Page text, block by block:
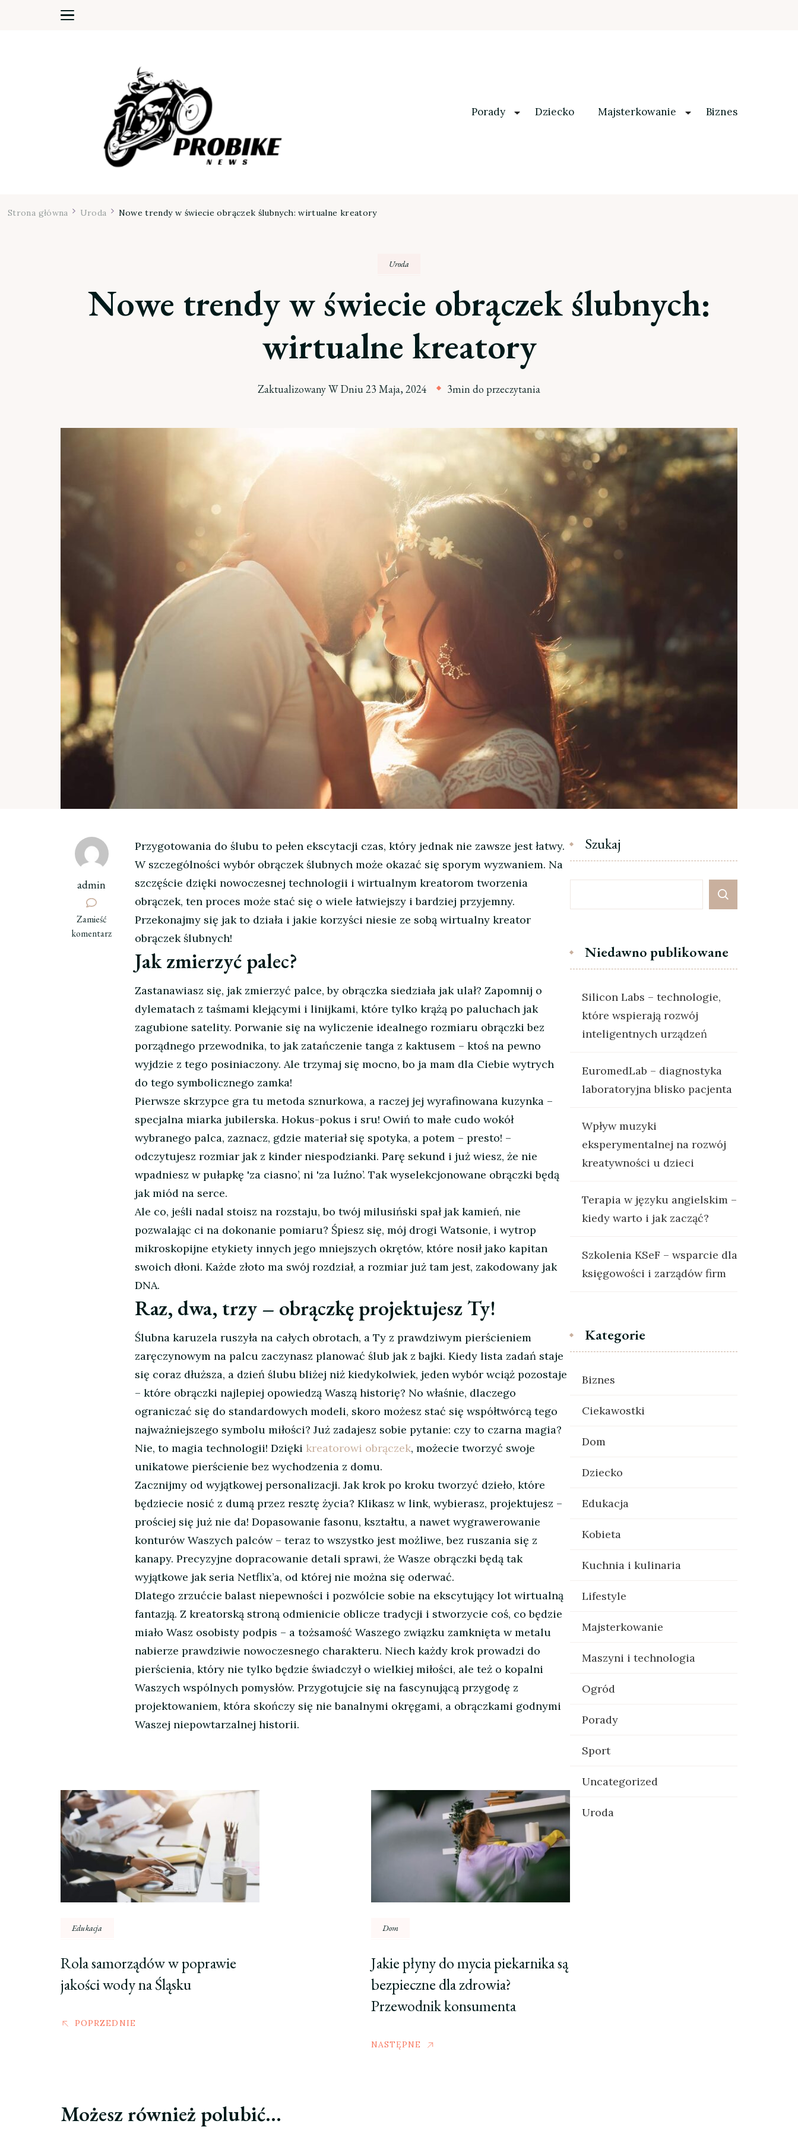
Porady Dziecko Majsterkowanie Biznes
Strona główna Uroda Nowe trendy w świecie obrączek ślubnych: wirtualne kreatory
Uroda
Nowe trendy w świecie obrączek ślubnych:
wirtualne kreatory
Zaktualizowany W Dniu23 Maja, 2024 3min do przeczytania
admin
Zamieść
komentarz
we
wpisie
Przygotowania do ślubu to pełen ekscytacji czas, który jednak nie zawsze jest łatwy.
W szczególności wybór obrączek ślubnych może okazać się sporym wyzwaniem. Na
szczęście dzięki nowoczesnej technologii i wirtualnym kreatorom tworzenia
obrączek, ten proces może stać się o wiele łatwiejszy i bardziej przyjemny.
Przekonajmy się jak to działa i jakie korzyści niesie ze sobą wirtualny kreator
obrączek ślubnych!
Jak zmierzyć palec?
Zastanawiasz się, jak zmierzyć palce, by obrączka siedziała jak ulał? Zapomnij o
dylematach z taśmami klejącymi i linijkami, które tylko krążą po paluchach jak
zagubione satelity. Porwanie się na wyliczenie idealnego rozmiaru obrączki bez
porządnego przewodnika, to jak zatańczenie tanga z kaktusem – ktoś na pewno
wyjdzie z tego posiniaczony. Ale trzymaj się mocno, bo ja mam dla Ciebie wytrych
do tego symbolicznego zamka!
Pierwsze skrzypce gra tu metoda sznurkowa, a raczej jej wyrafinowana kuzynka –
specjalna miarka jubilerska. Hokus-pokus i sru! Owiń to małe cudo wokół
wybranego palca, zaznacz, gdzie materiał się spotyka, a potem – presto! –
odczytujesz rozmiar jak z kinder niespodzianki. Parę sekund i już wiesz, że nie
wpadniesz w pułapkę 'za ciasno’, ni 'za luźno’. Tak wyselekcjonowane obrączki będą
jak miód na serce.
Ale co, jeśli nadal stoisz na rozstaju, bo twój milusiński spał jak kamień, nie
pozwalając ci na dokonanie pomiaru? Śpiesz się, mój drogi Watsonie, i wytrop
mikroskopijne etykiety innych jego mniejszych okrętów, które nosił jako kapitan
swoich dłoni. Każde złoto ma swój rozdział, a rozmiar już tam jest, zakodowany jak
DNA.
Raz, dwa, trzy – obrączkę projektujesz Ty!
Ślubna karuzela ruszyła na całych obrotach, a Ty z prawdziwym pierścieniem
zaręczynowym na palcu zaczynasz planować ślub jak z bajki. Kiedy lista zadań staje
się coraz dłuższa, a dzień ślubu bliżej niż kiedykolwiek, jeden wybór wciąż pozostaje
– które obrączki najlepiej opowiedzą Waszą historię? No właśnie, dlaczego
ograniczać się do standardowych modeli, skoro możesz stać się współtwórcą tego
najważniejszego symbolu miłości? Już zadajesz sobie pytanie: czy to czarna magia?
Nie, to magia technologii! Dzięki kreatorowi obrączek, możecie tworzyć swoje
unikatowe pierścienie bez wychodzenia z domu.
Zacznijmy od wyjątkowej personalizacji. Jak krok po kroku tworzyć dzieło, które
będziecie nosić z dumą przez resztę życia? Klikasz w link, wybierasz, projektujesz –
prościej się już nie da! Dopasowanie fasonu, kształtu, a nawet wygrawerowanie
konturów Waszych palców – teraz to wszystko jest możliwe, bez ruszania się z
kanapy. Precyzyjne dopracowanie detali sprawi, że Wasze obrączki będą tak
wyjątkowe jak seria Netflix’a, od której nie można się oderwać.
Dlatego zrzućcie balast niepewności i pozwólcie sobie na ekscytujący lot wirtualną
fantazją. Z kreatorską stroną odmienicie oblicze tradycji i stworzycie coś, co będzie
miało Wasz osobisty podpis – a tożsamość Waszego związku zamknięta w metalu
nabierze prawdziwie nowoczesnego charakteru. Niech każdy krok prowadzi do
pierścienia, który nie tylko będzie świadczył o wielkiej miłości, ale też o kopalni
Waszych wspólnych pomysłów. Przygotujcie się na fascynującą przygodę z
projektowaniem, która skończy się nie banalnymi okręgami, a obrączkami godnymi
Waszej niepowtarzalnej historii.
Nawigacja
wpisu
Edukacja
Rola samorządów w poprawie
jakości wody na Śląsku
POPRZEDNIE
Dom
Jakie płyny do mycia piekarnika są
bezpieczne dla zdrowia?
Przewodnik konsumenta
NASTĘPNE
Możesz również polubić…
Szukaj
Niedawno publikowane
Silicon Labs – technologie,
które wspierają rozwój
inteligentnych urządzeń
EuromedLab – diagnostyka
laboratoryjna blisko pacjenta
Wpływ muzyki
eksperymentalnej na rozwój
kreatywności u dzieci
Terapia w języku angielskim –
kiedy warto i jak zacząć?
Szkolenia KSeF – wsparcie dla
księgowości i zarządów firm
Kategorie
Biznes
Ciekawostki
Dom
Dziecko
Edukacja
Kobieta
Kuchnia i kulinaria
Lifestyle
Majsterkowanie
Maszyni i technologia
Ogród
Porady
Sport
Uncategorized
Uroda